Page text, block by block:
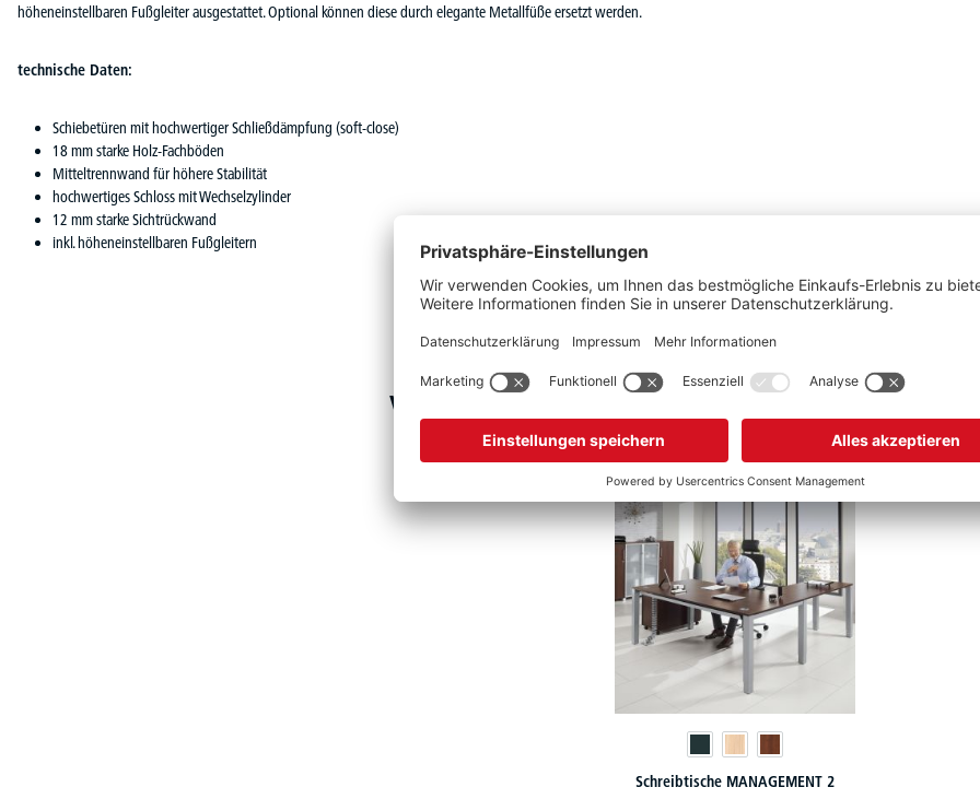
höheneinstellbaren Fußgleiter ausgestattet. Optional können diese durch elegante Metallfüße ersetzt werden.
technische Daten:
Schiebetüren mit hochwertiger Schließdämpfung (soft-close)
18 mm starke Holz-Fachböden
Mitteltrennwand für höhere Stabilität
hochwertiges Schloss mit Wechselzylinder
12 mm starke Sichtrückwand
inkl. höheneinstellbaren Fußgleitern
Vervollständigen Sie Ihr MANAGEMENT 2
Schreibtische MANAGEMENT 2